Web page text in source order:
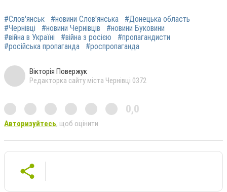
#Слов'янськ #новини Слов'янська
#Донецька область
#Чернівці
#новини Чернівців
#новини Буковини
#війна в Україні
#війна з росією
#пропагандисти
#російська пропаганда
#роспропаганда
Вікторія Повержук
Редакторка сайту міста Чернівці 0372
0,0
Авторизуйтесь, щоб оцінити